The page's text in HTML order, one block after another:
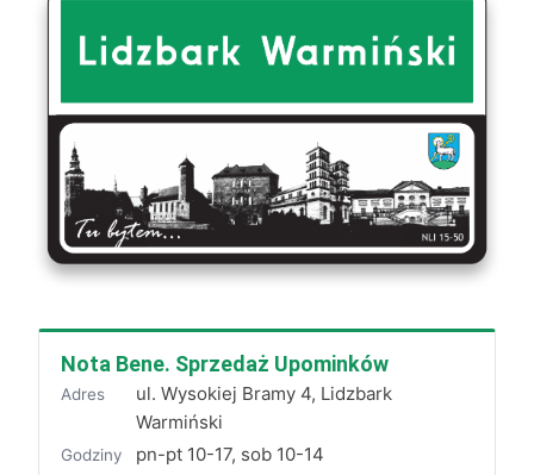
Nota Bene. Sprzedaż Upominków
Adres
ul. Wysokiej Bramy 4, Lidzbark
Warmiński
Godziny pn-pt 10-17, sob 10-14